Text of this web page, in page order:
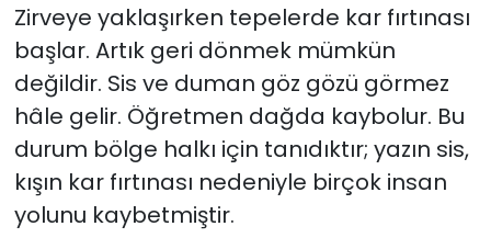
Zirveye yaklaşırken tepelerde kar fırtınası
başlar. Artık geri dönmek mümkün
değildir. Sis ve duman göz gözü görmez
hâle gelir. Öğretmen dağda kaybolur. Bu
durum bölge halkı için tanıdıktır; yazın sis,
kışın kar fırtınası nedeniyle birçok insan
yolunu kaybetmiştir.